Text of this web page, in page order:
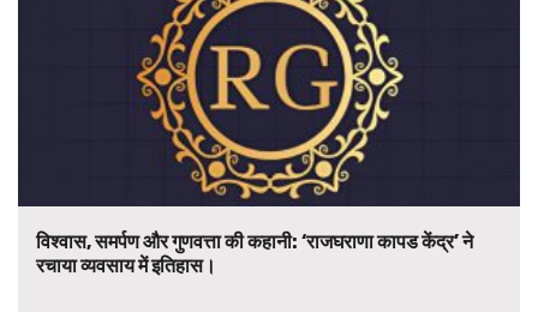
विश्वास, समर्पण और गुणवत्ता की कहानी: ‘राजघराणा कापड केंद्र’ ने
रचाया व्यवसाय में इतिहास।